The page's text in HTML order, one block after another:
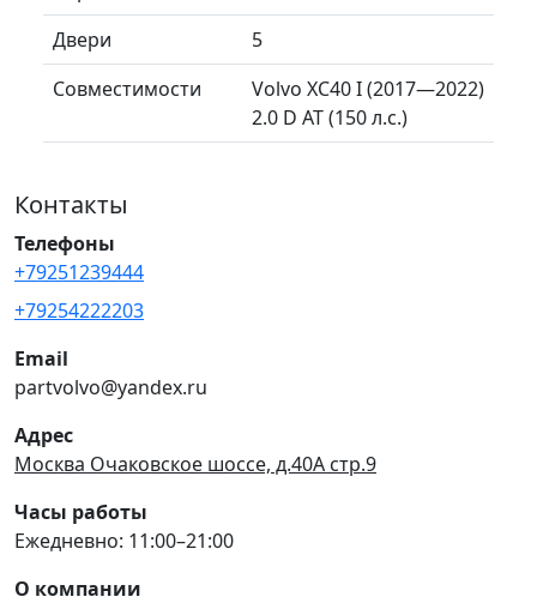
Двери
5
Совместимости
Volvo XC40 I (2017—2022)
2.0 D AT (150 л.с.)
Контакты
Телефоны
+79251239444
+79254222203
Email
partvolvo@yandex.ru
Адрес
Москва Очаковское шоссе, д.40А стр.9
Часы работы
Ежедневно: 11:00–21:00
О компании